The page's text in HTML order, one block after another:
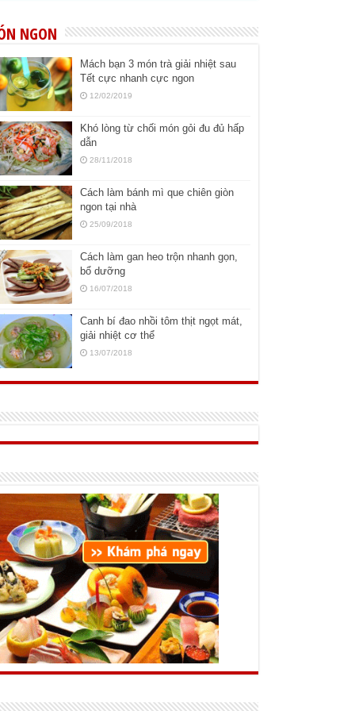
NGON
Mách bạn 3 món trà giải nhiệt sau
Tết cực nhanh cực ngon
12/02/2019
Khó lòng từ chối món gỏi đu đủ hấp
dẫn
28/11/2018
Cách làm bánh mì que chiên giòn
ngon tại nhà
25/09/2018
Cách làm gan heo trộn nhanh gọn,
bổ dưỡng
16/07/2018
Canh bí đao nhồi tôm thịt ngọt mát,
giải nhiệt cơ thể
13/07/2018